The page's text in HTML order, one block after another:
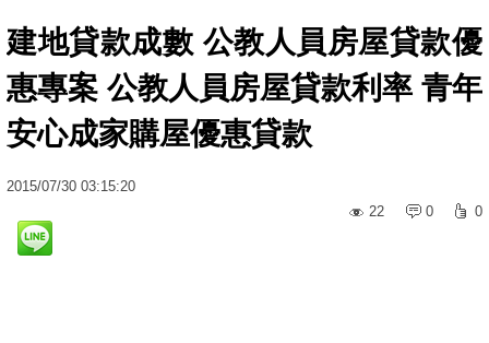
建地貸款成數 公教人員房屋貸款優
惠專案 公教人員房屋貸款利率 青年
安心成家購屋優惠貸款
2015/07/30 03:15:20
22
0 0